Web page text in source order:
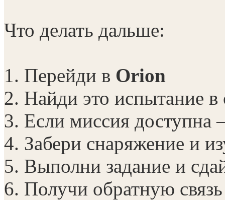
Что делать дальше:
1. Перейди в Orion
2. Найди это испытание в
3. Если миссия
4. Забери снаряжение и
5. Выполни задание и
6. Получи обратную